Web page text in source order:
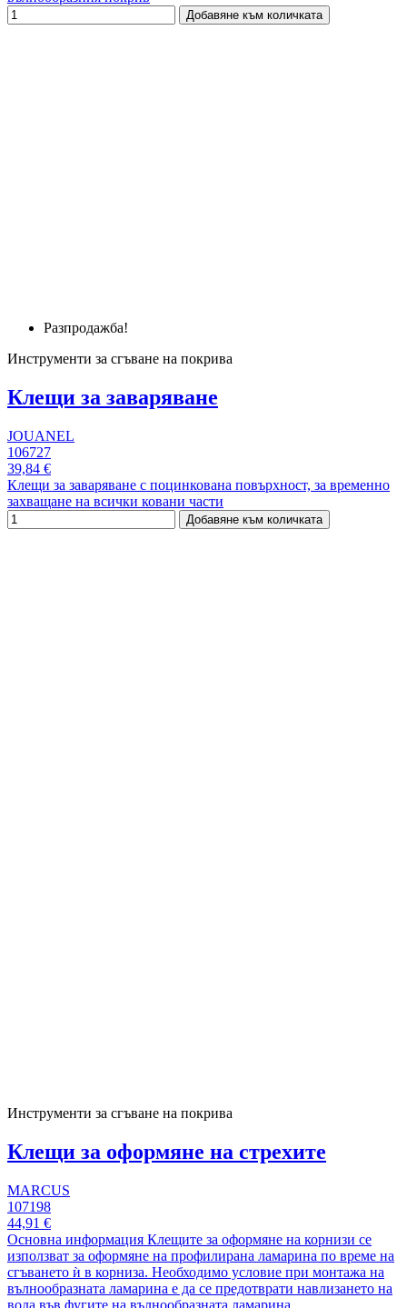
Добавяне към количката
Разпродажба!
Инструменти за сгъване на покрива
Клещи за заваряване
JOUANEL
106727
39,84 €
Клещи за заваряване с поцинкована повърхност, за временно
захващане на всички ковани части
Добавяне към количката
Инструменти за сгъване на покрива
Клещи за оформяне на стрехите
MARCUS
107198
44,91 €
Основна информация Клещите за оформяне на корнизи се
използват за оформяне на профилирана ламарина по време на
сгъването ѝ в корниза. Необходимо условие при монтажа на
вълнообразната ламарина е да се предотврати навлизането на
вода във фугите на вълнообразната ламарина.